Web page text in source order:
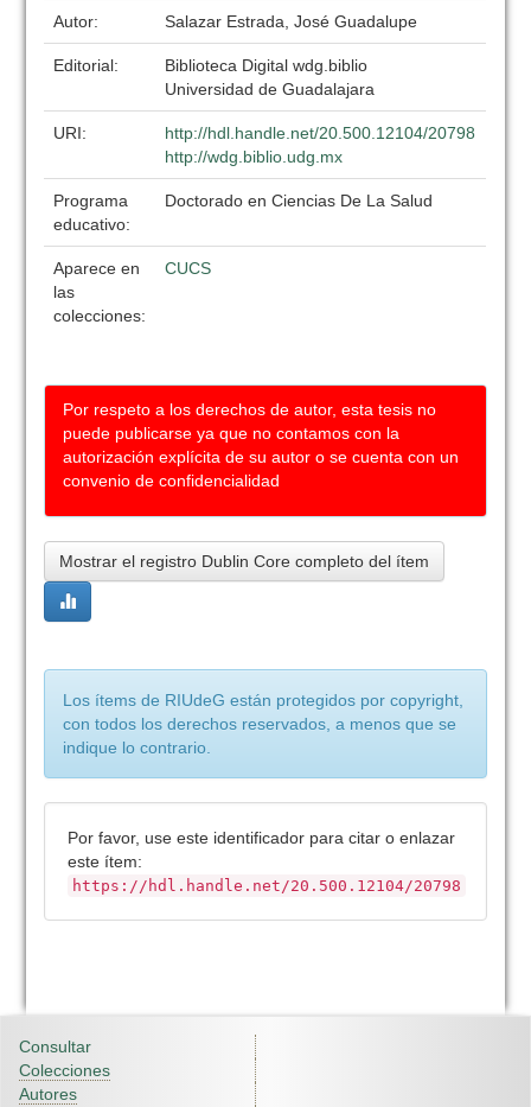
Autor: Salazar Estrada, José Guadalupe
Editorial:
Biblioteca Digital wdg.biblio
Universidad de Guadalajara
URI:
http://hdl.handle.net/20.500.12104/20798
http://wdg.biblio.udg.mx
Programa
educativo:
Doctorado en Ciencias De La Salud
Aparece en
las
colecciones:
CUCS
Por respeto a los derechos de autor, esta tesis no
puede publicarse ya que no contamos con la
autorización explícita de su autor o se cuenta con un
convenio de confidencialidad
Mostrar el registro Dublin Core completo del ítem
Los ítems de RIUdeG están protegidos por copyright,
con todos los derechos reservados, a menos que se
indique lo contrario.
Por favor, use este identificador para citar o enlazar
este ítem:
https://hdl.handle.net/20.500.12104/20798
Consultar
Colecciones
Autores